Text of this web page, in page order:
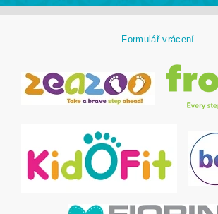
Formulář vrácení